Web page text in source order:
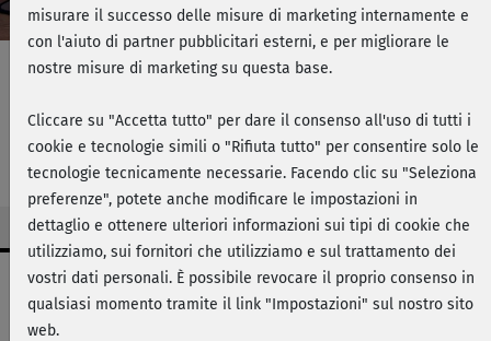
GAG & Bruciagrassi facile - Per
gambe sexy
Dati workout
facile
misurare il successo delle misure di marketing internamente e
con l'aiuto di partner pubblicitari esterni, e per migliorare le
nostre misure di marketing su questa base.
Cliccare su "Accetta tutto" per dare il consenso all'uso di tutti i
cookie e tecnologie simili o "Rifiuta tutto" per consentire solo le
tecnologie tecnicamente necessarie. Facendo clic su "Seleziona
preferenze", potete anche modificare le impostazioni in
dettaglio e ottenere ulteriori informazioni sui tipi di cookie che
utilizziamo, sui fornitori che utilizziamo e sul trattamento dei
vostri dati personali. È possibile revocare il proprio consenso in
qualsiasi momento tramite il link "Impostazioni" sul nostro sito
web.